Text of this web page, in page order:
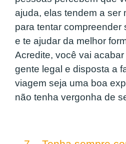
ajuda, elas tendem a ser
para tentar
e te ajudar da melhor
Acredite, você vai
gente legal e disposta a
viagem seja uma boa
não tenha vergonha de